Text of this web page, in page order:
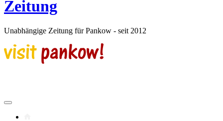
Zeitung
Unabhängige Zeitung für Pankow - seit 2012